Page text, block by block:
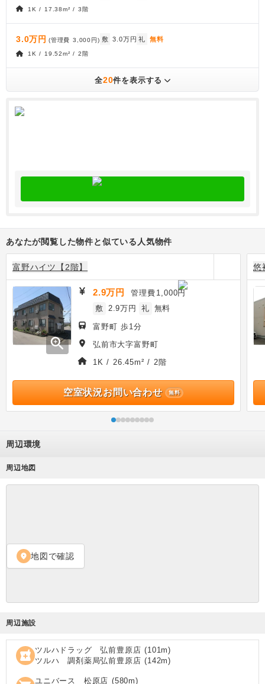
1K / 17.38m² / 3階
3.0万円 (管理費 3,000円) 敷 3.0万円 礼 無料
1K / 19.52m² / 2階
全20件を表示する
あなたが閲覧した物件と似ている人気物件
富野ハイツ【2階】
zoom_in
2.9万円 管理費 1,000円
敷 2.9万円 礼 無料
富野町 歩1分
弘前市大字富野町
1K / 26.45m² / 2階
空室状況お問い合わせ 無料
悠
周辺環境
周辺地図
location_on 地図で確認
周辺施設
local_pharmacy ツルハドラッグ 弘前豊原店 (101m)
ツルハ 調剤薬局弘前豊原店 (142m)
ユニバース 松原店 (580m)